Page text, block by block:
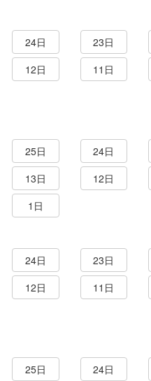
24日 23日
12日 11日
25日 24日
13日 12日
1日
24日 23日
12日 11日
25日 24日